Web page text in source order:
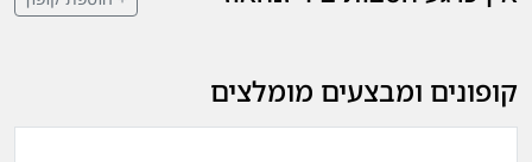
קופונים ומבצעים מומלצים